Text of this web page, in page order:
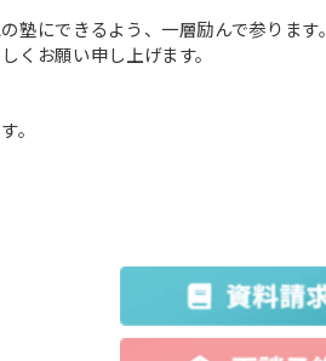
塾にできるよう、一層励んで参ります。
くお願い申し上げます。
。